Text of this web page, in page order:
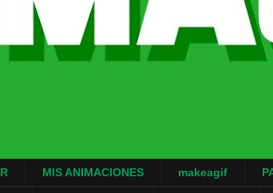
MIS ANIMACIONES makeagif